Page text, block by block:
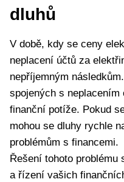
dluhů
V době, kdy se ceny
neplacení účtů za
nepříjemným
spojených s
finanční potíže. Pokud
mohou se dluhy rychle
problémům s financemi.
Řešení tohoto problému
a řízení vašich